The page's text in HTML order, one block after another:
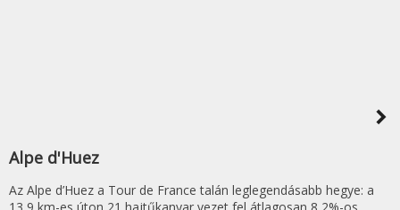
navigate_next
Alpe d'Huez
Az Alpe d’Huez a Tour de France talán leglegendásabb hegye: a